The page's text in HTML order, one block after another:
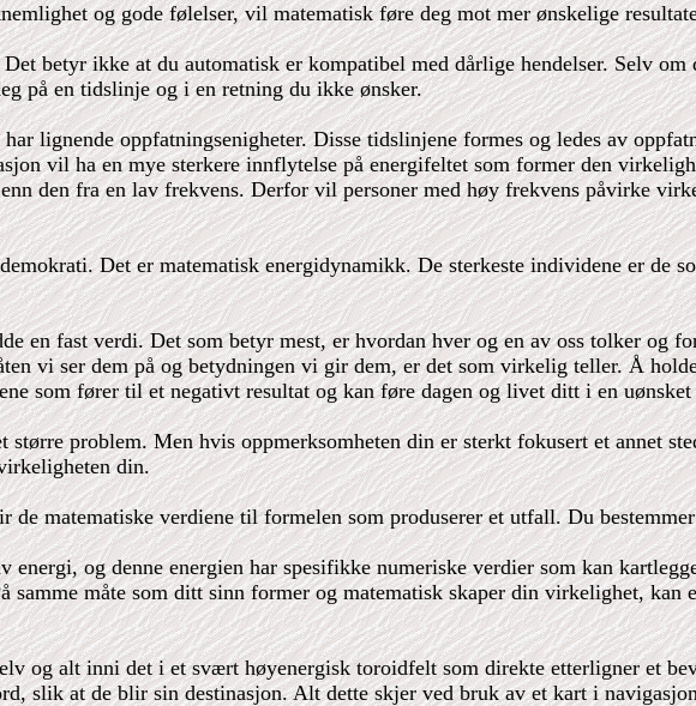
og gode følelser, vil matematisk føre deg mot mer ønskelige
betyr ikke at du automatisk er kompatibel med dårlige hendelser. Selv
på en tidslinje og i en retning du ikke ønsker.
lignende oppfatningsenigheter. Disse tidslinjene formes og ledes av
vil ha en mye sterkere innflytelse på energifeltet som former den
den fra en lav frekvens. Derfor vil personer med høy frekvens påvirke
Det er matematisk energidynamikk. De sterkeste individene er de
en fast verdi. Det som betyr mest, er hvordan hver og en av oss tolker og
vi ser dem på og betydningen vi gir dem, er det som virkelig teller. Å
som fører til et negativt resultat og kan føre dagen og livet ditt i en
problem. Men hvis oppmerksomheten din er sterkt fokusert et annet
din.
de matematiske verdiene til formelen som produserer et utfall. Du
og denne energien har spesifikke numeriske verdier som kan
samme måte som ditt sinn former og matematisk skaper din virkelighet, kan
og alt inni det i et svært høyenergisk toroidfelt som direkte etterligner et
slik at de blir sin destinasjon. Alt dette skjer ved bruk av et kart i